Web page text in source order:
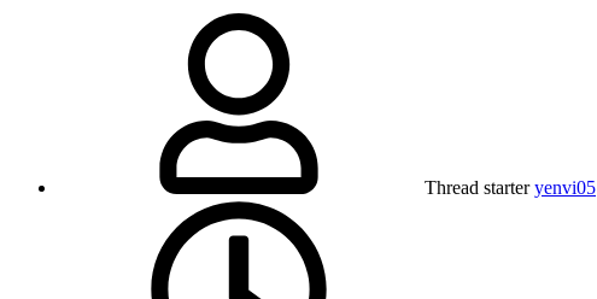
Thread starter yenvi05